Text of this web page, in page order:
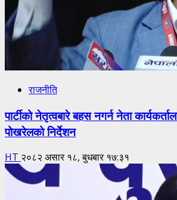
राजनीति
पार्टीको नेतृत्वबारे बहस नगर्न नेता
पोखरेलको निर्देशन
HT २०८२ असार १८, बुधबार १७:३१